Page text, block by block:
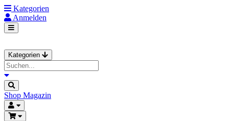
Kategorien
Anmelden
Kategorien
Shop Magazin